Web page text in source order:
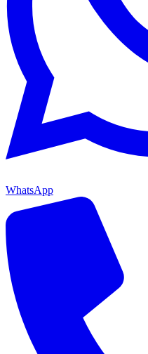
WhatsApp